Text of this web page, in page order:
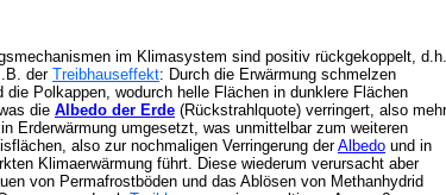
im Klimasystem sind positiv rückgekoppelt, d.h.
der Treibhauseffekt: Durch die Erwärmung schmelzen
die Polkappen, wodurch helle Flächen in dunklere Flächen
die Albedo der Erde (Rückstrahlquote) verringert, also mehr
Erderwärmung umgesetzt, was unmittelbar zum weiteren
also zur nochmaligen Verringerung derAlbedo und in
Klimaerwärmung führt. Diese wiederum verursacht aber
von Permafrostböden und das Ablösen von Methanhydrid